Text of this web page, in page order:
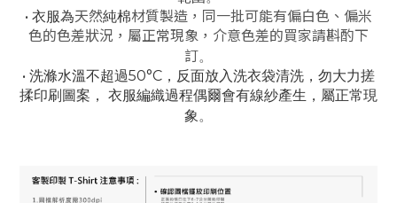
• 衣服為天然純棉材質製造，同一批可能有偏白色、偏米
色的色差狀況，屬正常現象，介意色差的買家請斟酌下
訂。
• 洗滌水溫不超過50°C，反面放入洗衣袋清洗，勿大力搓
揉印刷圖案， 衣服編織過程偶爾會有線紗產生，屬正常現
象。